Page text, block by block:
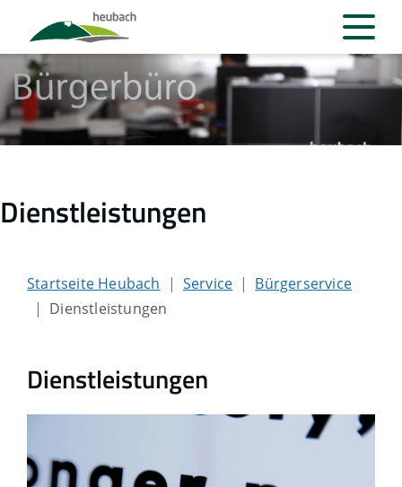
Dienstleistungen
Startseite Heubach Service
Bürgerservice
Dienstleistungen
Dienstleistungen